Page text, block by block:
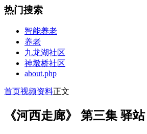
热门搜索
智能养老
养老
九龙湖社区
神墩桥社区
about.php
首页视频资料正文
《河西走廊》 第三集 驿站